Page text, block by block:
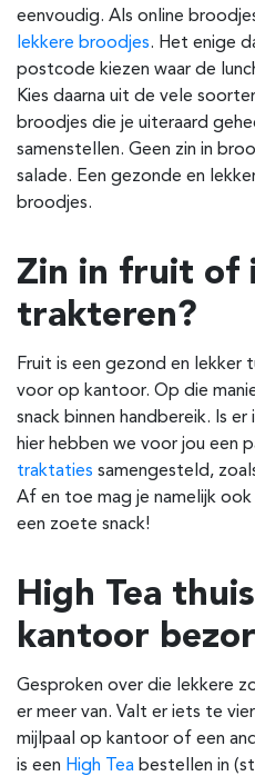
eenvoudig. Als online
lekkere broodjes. Het enige
postcode kiezen waar de
Kies daarna uit de vele
broodjes die je uiteraard
samenstellen. Geen zin in
salade. Een gezonde en
broodjes.
Zin in fruit of
trakteren?
Fruit is een gezond en lekker
voor op kantoor. Op die
snack binnen handbereik. Is
hier hebben we voor jou een
traktaties samengesteld,
Af en toe mag je namelijk
een zoete snack!
High Tea
kantoor
Gesproken over die lekkere
er meer van. Valt er iets te
mijlpaal op kantoor of een
is een High Tea bestellen in